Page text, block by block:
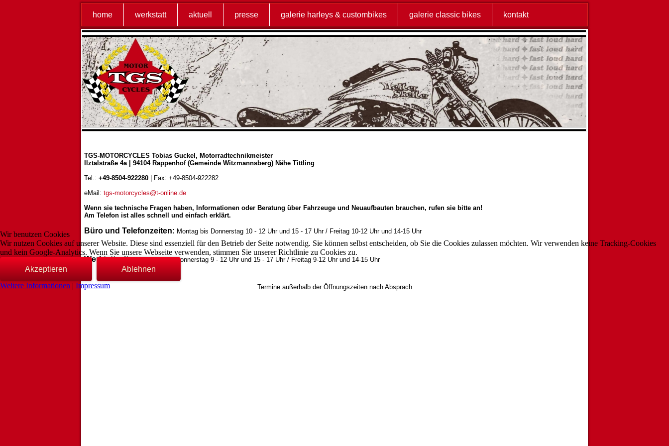
home werkstatt aktuell presse galerie harleys & custombikes galerie classic bikes kontakt
TGS-MOTORCYCLES Tobias Guckel, Motorradtechnikmeister
Ilztalstraße 4a | 94104 Rappenhof (Gemeinde Witzmannsberg) Nähe Tittling
Tel.: +49-8504-922280 | Fax: +49-8504-922282
eMail: tgs-motorcycles@t-online.de
Wenn sie technische Fragen haben, Informationen oder Beratung über Fahrzeuge und Neuaufbauten brauchen, rufen sie bitte an!
Am Telefon ist alles schnell und einfach erklärt.
Büro und Telefonzeiten: Montag bis Donnerstag 10 - 12 Uhr und 15 - 17 Uhr / Freitag 10-12 Uhr und 14-15 Uhr
Werktattzeiten: Montag bis Donnerstag 9 - 12 Uhr und 15 - 17 Uhr / Freitag 9-12 Uhr und 14-15 Uhr
Termine außerhalb der Öffnungszeiten nach Absprach
Wir benutzen Cookies
Wir nutzen Cookies auf unserer Website. Diese sind essenziell für den Betrieb der Seite notwendig. Sie können selbst entscheiden, ob Sie die Cookies zulassen möchten. Wir verwenden keine Tracking-Cookies
und kein Google-Analytics. Wenn Sie unsere Webseite verwenden, stimmen Sie unserer Richtlinie zu Cookies zu.
Akzeptieren
Ablehnen
Weitere Informationen | Impressum